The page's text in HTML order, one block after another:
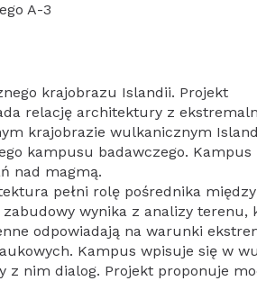
A-3
krajobrazu Islandii. Projekt
relację architektury z
krajobrazie wulkanicznym
kampusu badawczego. Kampus
nad magmą.
pełni rolę pośrednika między
wynika z analizy terenu,
odpowiadają na warunki
Kampus wpisuje się w
z nim dialog. Projekt proponuje